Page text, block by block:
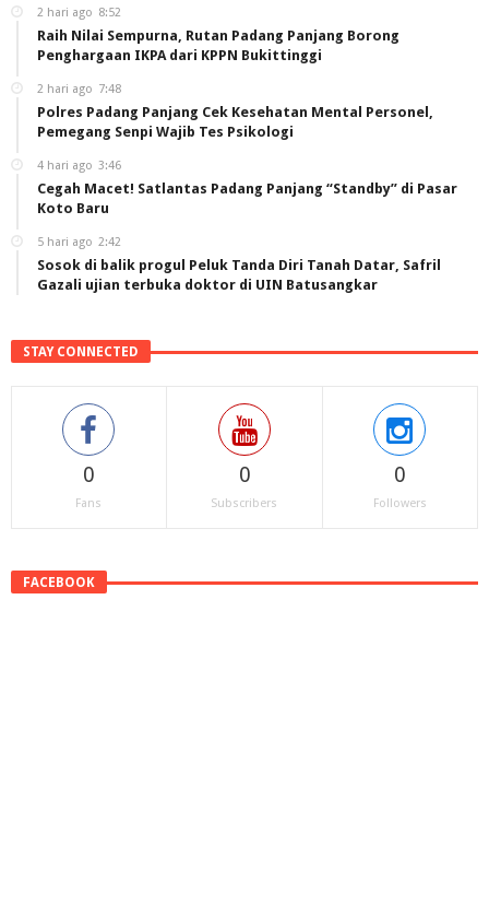
2 hari ago 8:52
Raih Nilai Sempurna, Rutan Padang Panjang Borong
Penghargaan IKPA dari KPPN Bukittinggi
2 hari ago 7:48
Polres Padang Panjang Cek Kesehatan Mental Personel,
Pemegang Senpi Wajib Tes Psikologi
4 hari ago 3:46
Cegah Macet! Satlantas Padang Panjang “Standby” di Pasar
Koto Baru
5 hari ago 2:42
Sosok di balik progul Peluk Tanda Diri Tanah Datar, Safril
Gazali ujian terbuka doktor di UIN Batusangkar
STAY CONNECTED
0
Fans
0
Subscribers
0
Followers
FACEBOOK